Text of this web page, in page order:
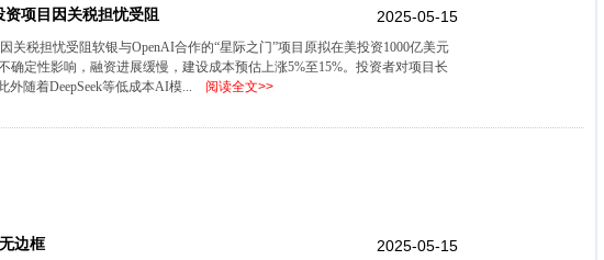
2025-05-15
项目因关税担忧受阻
关税担忧受阻软银与OpenAI合作的“星际之门”项目原拟在美投资1000亿美元
定性影响，融资进展缓慢，建设成本预估上涨5%至15%。投资者对项目长
随着DeepSeek等低成本AI模...
阅读全文>>
2025-05-15
边框